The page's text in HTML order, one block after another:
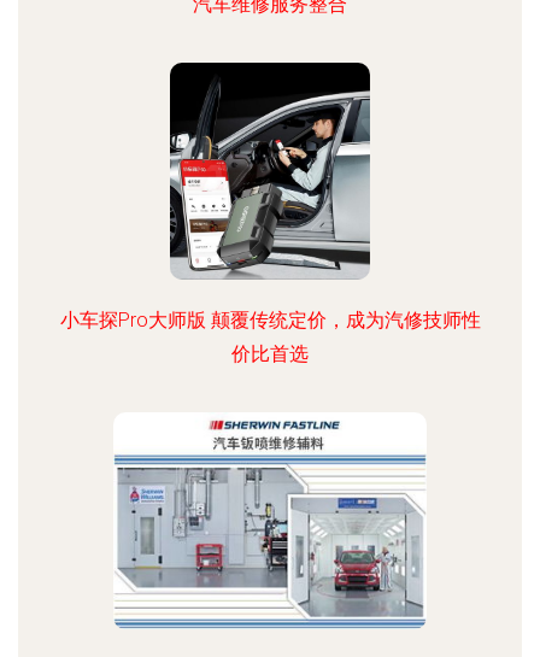
小车探Pro大师版 颠覆传统定价，成为汽修技师性
价比首选